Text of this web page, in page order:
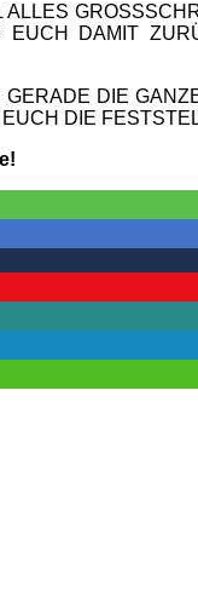
DAMIT
DIE
DIE